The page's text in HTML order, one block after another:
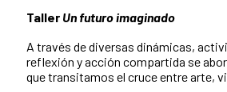
Taller Un futuro imaginado
A través de diversas dinámicas,
reflexión y acción compartida se
que transitamos el cruce entre arte,